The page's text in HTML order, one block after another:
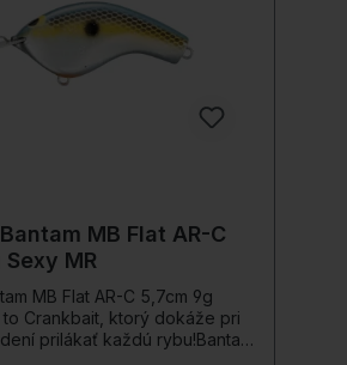
MB Flat AR-C
MR
MB Flat AR-C 5,7cm 9g
to Crankbait, ktorý dokáže pri
prilákať každú rybu!Bantam